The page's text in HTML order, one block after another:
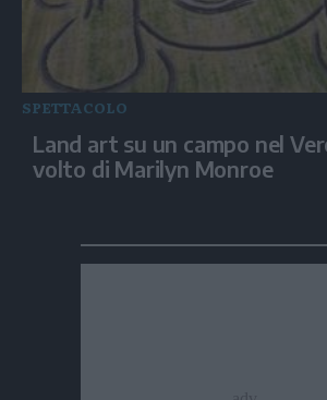
SPETTACOLO
Land art su un campo nel
volto di Marilyn Monroe